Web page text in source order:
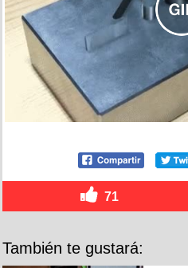
71
También te gustará: